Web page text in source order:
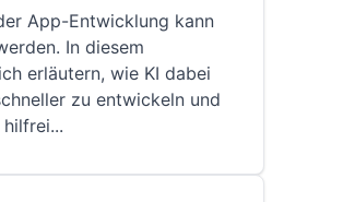
App-Entwicklung kann
In diesem
erläutern, wie KI dabei
zu entwickeln und
hilfrei...